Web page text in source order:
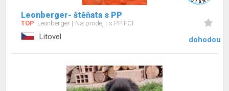
Leonberger- štěňata s PP
TOP Leonberger Na prodej s PP FCI
Litovel dohodou